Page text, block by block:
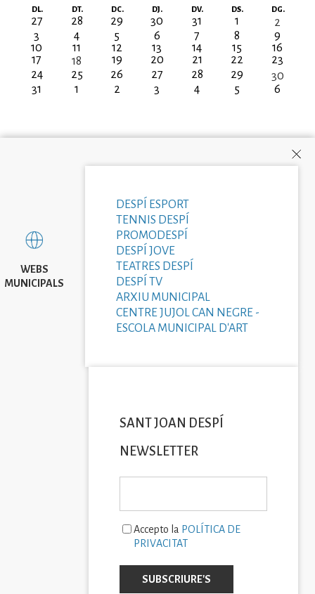
Paginació
DL. DT. DC. DJ. DV. DS. DG.
27 28 29 30 31 1
2
3
4 5 6 7 8
9
10
11 12 13 14 15
16
17
18 19 20 21 22
23
24
25 26 27 28 29
30
31
1 2 3 4 5 6
WEBS
MUNICIPALS
DESPÍ ESPORT
TENNIS DESPÍ
PROMODESPÍ
DESPÍ JOVE
TEATRES DESPÍ
DESPÍ TV
ARXIU MUNICIPAL
CENTRE JUJOL CAN NEGRE -
ESCOLA MUNICIPAL D'ART
SANT JOAN DESPÍ
NEWSLETTER
Accepto la POLÍTICA DE
PRIVACITAT